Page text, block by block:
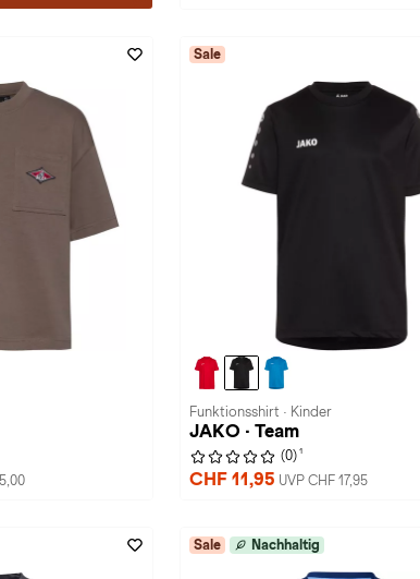
Sale
Funktionsshirt · Kinder
JAKO · Team
(0) 1
CHF 11,95 UVP CHF 17,95
Sale Nachhaltig